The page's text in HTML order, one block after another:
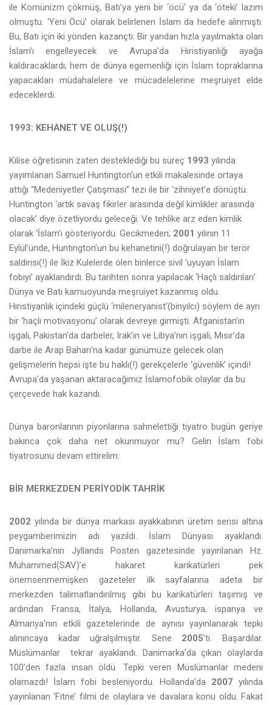
ile Komünizm çökmüş, Batı’ya yeni bir ‘öcü’ ya da ‘öteki’ lazım
olmuştu. ‘Yeni Öcü’ olarak belirlenen İslam da hedefe alınmıştı.
Bu, Batı için iki yönden kazançtı: Bir yandan hızla yayılmakta olan
İslam’ı engelleyecek ve Avrupa’da Hıristiyanlığı ayağa
kaldıracaklardı; hem de dünya egemenliği için İslam topraklarına
yapacakları müdahalelere ve mücadelelerine meşruiyet elde
edeceklerdi.
1993: KEHANET VE OLUŞ(!)
Kilise öğretisinin zaten desteklediği bu süreç 1993 yılında
yayımlanan Samuel Huntington’un etkili makalesinde ortaya
attığı “Medeniyetler Çatışması” tezi ile bir ‘zihniyet’e dönüştü.
Huntington ‘artık savaş fikirler arasında değil kimlikler arasında
olacak’ diye özetliyordu geleceği. Ve tehlike arz eden kimlik
olarak ‘İslam’ı gösteriyordu. Gecikmeden; 2001 yılının 11
Eylül’ünde, Huntington’un bu kehanetini(!) doğrulayan bir terör
saldırısı(!) ile İkiz Kulelerde ölen binlerce sivil ‘uyuyan İslam
fobiyi’ ayaklandırdı. Bu tarihten sonra yapılacak ‘Haçlı saldırıları’
Dünya ve Batı kamuoyunda meşruiyet kazanmış oldu.
Hıristiyanlık içindeki güçlü ‘mileneryanist’(binyılcı) söylem de ayrı
bir ‘haçlı motivasyonu’ olarak devreye girmişti. Afganistan’ın
işgali, Pakistan’da darbeler, Irak’ın ve Libya’nın işgali, Mısır’da
darbe ile Arap Baharı’na kadar günümüze gelecek olan
gelişmelerin hepsi işte bu haklı(!) gerekçelerle ‘güvenlik’ içindi!
Avrupa’da yaşanan aktaracağımız İslamofobik olaylar da bu
çerçevede hak kazandı.
Dünya baronlarının piyonlarına sahnelettiği tiyatro bugün geriye
bakınca çok daha net okunmuyor mu? Gelin İslam fobi
tiyatrosunu devam ettirelim:
BİR MERKEZDEN PERİYODİK TAHRİK
2002 yılında bir dünya markası ayakkabının üretim serisi altına
peygamberimizin adı yazıldı. İslam Dünyası ayaklandı.
Danimarka’nın Jyllands Posten gazetesinde yayınlanan Hz.
Muhammed(SAV)’e hakaret karikatürleri pek
önemsenmemişken gazeteler ilk sayfalarına adeta bir
merkezden talimatlandırılmış gibi bu karikatürleri taşımış ve
ardından Fransa, İtalya, Hollanda, Avusturya, ispanya ve
Almanya’nın etkili gazetelerinde de aynısı yayınlanarak tepki
alınıncaya kadar uğralşılmıştır. Sene 2005’ti. Başardılar.
Müslümanlar tekrar ayaklandı. Danimarka’da çıkan olaylarda
100’den fazla insan öldü. Tepki veren Müslümanlar medeni
olamazdı! İslam fobi besleniyordu. Hollanda’da 2007 yılında
yayınlanan ‘Fitne’ filmi de olaylara ve davalara konu oldu. Fakat